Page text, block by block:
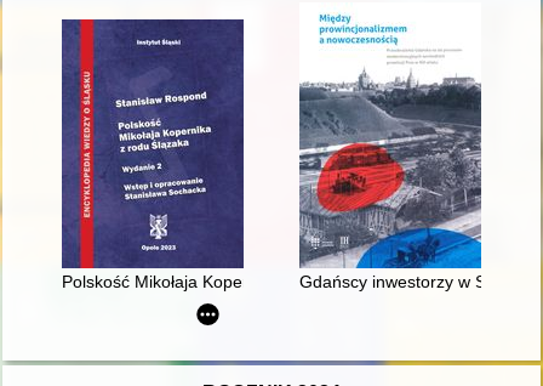
Polskość Mikołaja Kopernika z rodu Ślązaka
Gdańscy inwestorzy w